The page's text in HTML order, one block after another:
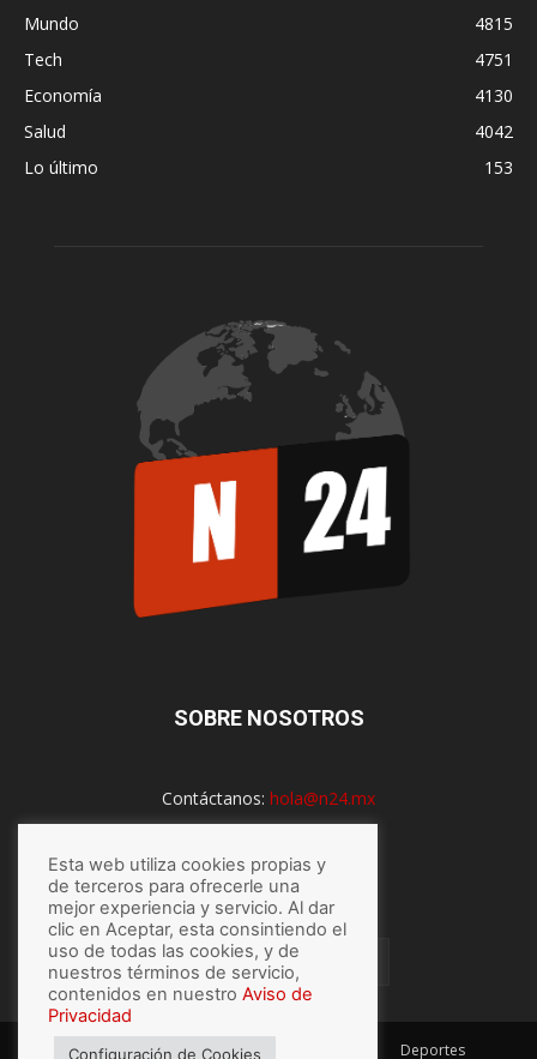
Mundo
4815
Tech
4751
Economía
4130
Salud
4042
Lo último
153
SOBRE NOSOTROS
Contáctanos: hola@n24.mx
SÍGUENOS
México Mundo Economía Deportes
Esta web utiliza cookies propias y
de terceros para ofrecerle una
mejor experiencia y servicio. Al dar
clic en Aceptar, esta consintiendo el
uso de todas las cookies, y de
nuestros términos de servicio,
contenidos en nuestro Aviso de
Privacidad
Configuración de Cookies